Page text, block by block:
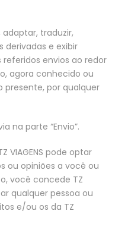
traduzir,
derivadas e exibir
envios ao redor
agora conhecido ou
presente, por qualquer
na parte “Envio”.
VIAGENS pode optar
ou opiniões a você ou
você concede TZ
qualquer pessoa ou
e/ou os da TZ